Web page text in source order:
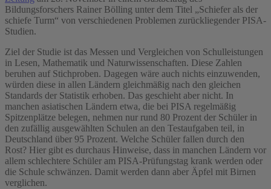
Bildungsforschers Rainer Bölling unter dem Titel „Schiefer als der
schiefe Turm“ von verschiedenen Problemen zurückliegender PISA-
Studien.
Ziel der Studie ist das Messen und Vergleichen von Schulleistungen
in Lesen, Mathematik und Naturwissenschaften. Diese Zahlen
beruhen auf Stichproben. Dagegen wäre auch nichts einzuwenden,
würden diese in allen Ländern gleichmäßig nach den gleichen
Standards der Statistik erhoben. Das geschieht aber nicht. In
manchen asiatischen Ländern etwa, die bei PISA regelmäßig
Spitzenplätze belegen, nehmen nur rund 80 Prozent der Schüler in
den zufällig ausgewählten Schulen an den Testaufgaben teil, in
Deutschland über 95 Prozent. Welche Schüler fallen durch den
Rost? Hier gibt es durchaus Hinweise, dass in manchen Ländern vor
allem schlechtere Schüler am PISA-Prüfungstag krank werden oder
die Schule schwänzen. Damit werden dann aber Äpfel mit Birnen
verglichen.